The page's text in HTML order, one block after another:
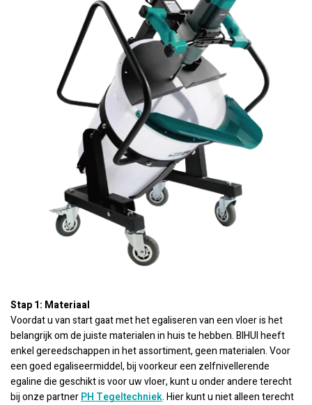
Stap 1: Materiaal
Voordat u van start gaat met het egaliseren van een vloer is het
belangrijk om de juiste materialen in huis te hebben. BIHUI heeft
enkel gereedschappen in het assortiment, geen materialen. Voor
een goed egaliseermiddel, bij voorkeur een zelfnivellerende
egaline die geschikt is voor uw vloer, kunt u onder andere terecht
bij onze partnerPH Tegeltechniek. Hier kunt u niet alleen terecht